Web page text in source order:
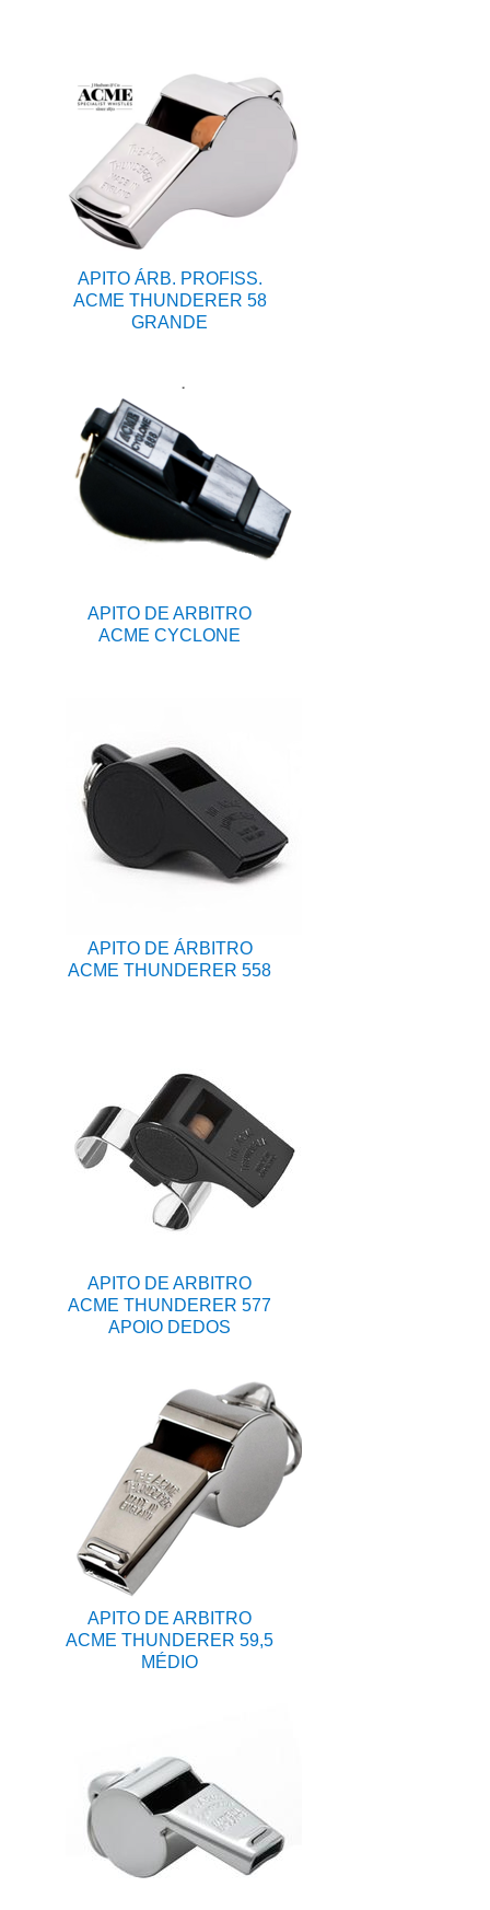
APITO ÁRB. PROFISS.
ACME THUNDERER 58
GRANDE
APITO DE ARBITRO
ACME CYCLONE
APITO DE ÁRBITRO
ACME THUNDERER 558
APITO DE ARBITRO
ACME THUNDERER 577
APOIO DEDOS
APITO DE ARBITRO
ACME THUNDERER 59,5
MÉDIO